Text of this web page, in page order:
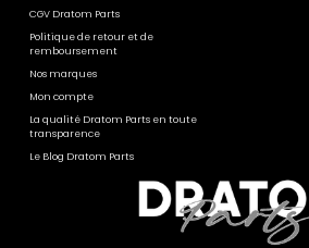
CGV Dratom Parts
Politique de retour et de
remboursement
Nos marques
Mon compte
La qualité Dratom Parts en toute
transparence
Le Blog Dratom Parts